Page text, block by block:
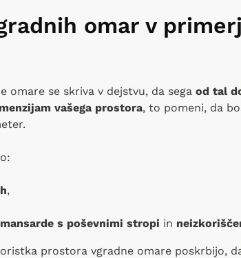
omar v
omare se skriva v dejstvu, da sega od tal
vašega prostora, to pomeni, da
,
mansarde s poševnimi stropi in
prostora vgradne omare poskrbijo,